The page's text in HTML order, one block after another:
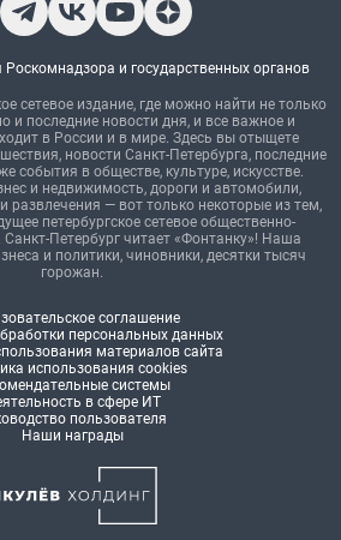
и государственных органов
сетевое издание, где можно найти не только
и последние новости дня, и все важное и
в России и в мире. Здесь вы отыщете
новости Санкт-Петербурга, последние
события в обществе, культуре, искусстве.
и недвижимость, дороги и автомобили,
развлечения — вот только некоторые из тем,
петербургское сетевое общественно-
Санкт-Петербург читает «Фонтанку»! Наша
и политики, чиновники, десятки тысяч
горожан.
соглашение
персональных данных
материалов сайта
использования cookies
системы
в сфере ИТ
пользователя
Наши награды